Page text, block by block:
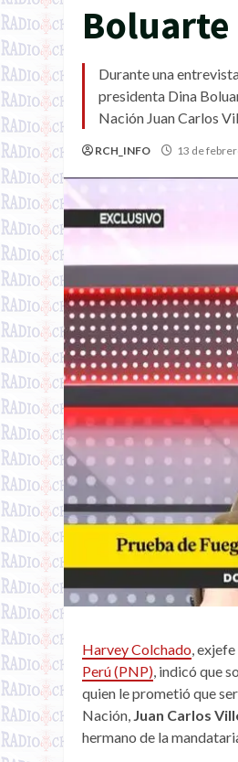
Boluarte
Durante una
presidenta Dina
Nación Juan Carlos
RCH_INFO 13 de
Harvey Colchado,
Perú (PNP), indicó que
quien le prometió que
Nación, Juan Carlos
hermano de la